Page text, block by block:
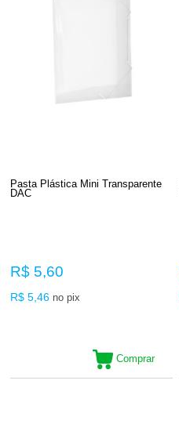
Pasta Plástica Mini Transparente
DAC
R$ 5,60
R$ 5,46 no pix
Comprar